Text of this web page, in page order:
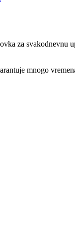
za svakodnevnu
mnogo